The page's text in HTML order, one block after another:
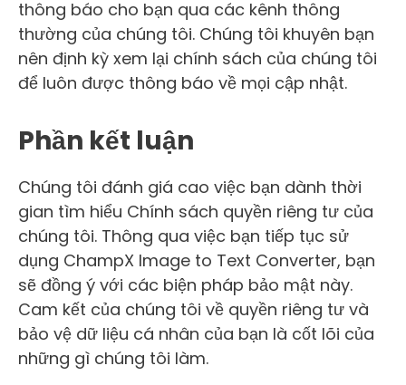
thông báo cho bạn qua các kênh thông
thường của chúng tôi. Chúng tôi khuyên bạn
nên định kỳ xem lại chính sách của chúng tôi
để luôn được thông báo về mọi cập nhật.
Phần kết luận
Chúng tôi đánh giá cao việc bạn dành thời
gian tìm hiểu Chính sách quyền riêng tư của
chúng tôi. Thông qua việc bạn tiếp tục sử
dụng ChampX Image to Text Converter, bạn
sẽ đồng ý với các biện pháp bảo mật này.
Cam kết của chúng tôi về quyền riêng tư và
bảo vệ dữ liệu cá nhân của bạn là cốt lõi của
những gì chúng tôi làm.